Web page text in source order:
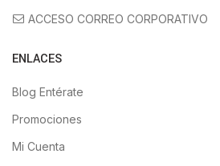
ACCESO CORREO CORPORATIVO
ENLACES
Blog Entérate
Promociones
Mi Cuenta